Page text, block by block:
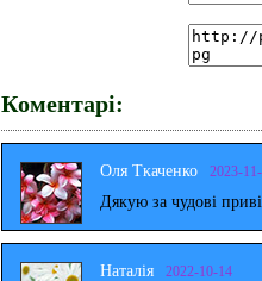
Коментарі:
Оля Ткаченко 2023-
Дякую за чудові
Наталія 2022-10-14